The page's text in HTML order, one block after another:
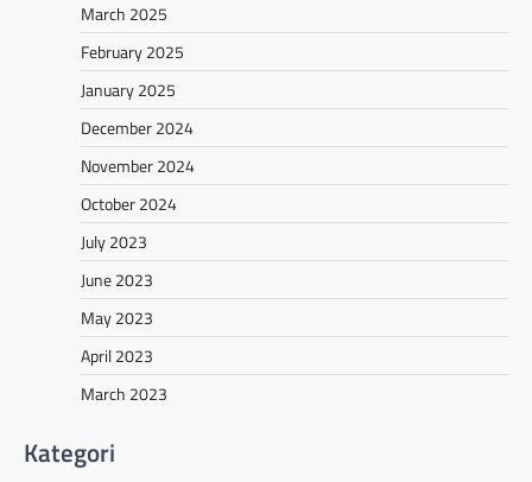
March 2025
February 2025
January 2025
December 2024
November 2024
October 2024
July 2023
June 2023
May 2023
April 2023
March 2023
Kategori